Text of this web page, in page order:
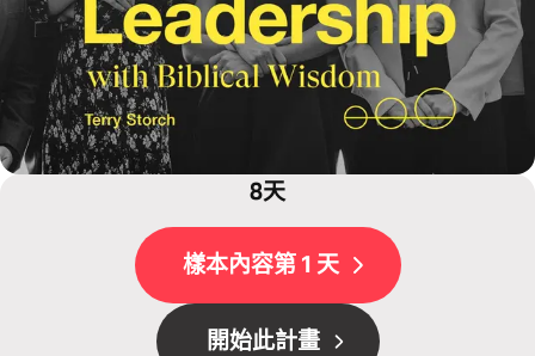
8天
樣本內容第 1 天
開始此計畫